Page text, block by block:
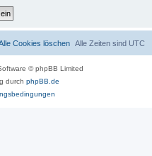
Alle Zeiten sind UTC
Cookies löschen
© phpBB Limited
durch phpBB.de